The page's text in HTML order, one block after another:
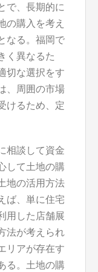
で、長期的に
の購入を考え
なる。福岡で
く異なるた
切な選択をす
、周囲の市場
けるため、定
相談して資金
して土地の購
地の活用方法
ば、単に住宅
用した店舗展
法が考えられ
リアが存在す
る。土地の購